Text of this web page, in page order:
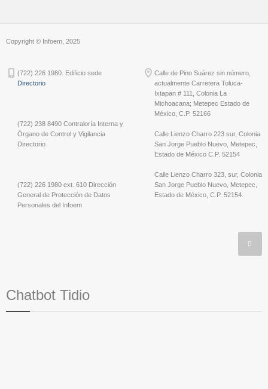
Copyright © Infoem, 2025
(722) 226 1980. Edificio sede
Directorio
(722) 238 8490 Contraloría Interna y
Órgano de Control y Vigilancia
Directorio
(722) 226 1980 ext. 610 Dirección
General de Protección de Datos
Personales del Infoem
Calle de Pino Suárez sin número,
actualmente Carretera Toluca-
Ixtapan # 111, Colonia La
Michoacana; Metepec Estado de
México, C.P. 52166
Calle Lienzo Charro 223 sur, Colonia
San Jorge Pueblo Nuevo, Metepec,
Estado de México C.P. 52154
Calle Lienzo Charro 323, sur, Colonia
San Jorge Pueblo Nuevo, Metepec,
Estado de México, C.P. 52154.
Chatbot Tidio